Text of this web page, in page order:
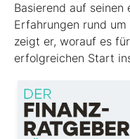
Basierend auf seinen
Erfahrungen rund
zeigt er, worauf es
erfolgreichen Start